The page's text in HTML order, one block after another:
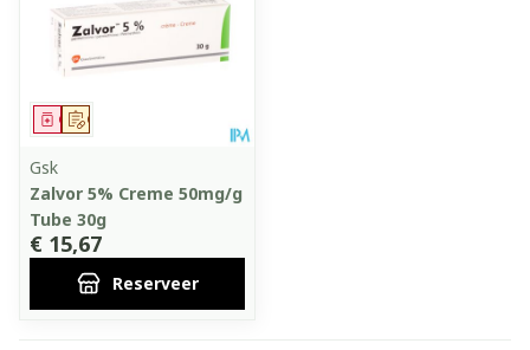
Op voorschrift
Geneesmiddel
Gsk
Zalvor 5% Creme 50mg/g
Tube 30g
€ 15,67
Reserveer